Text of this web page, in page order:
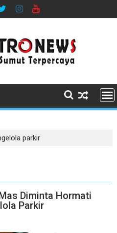
parkir
Diminta Hormati
Parkir